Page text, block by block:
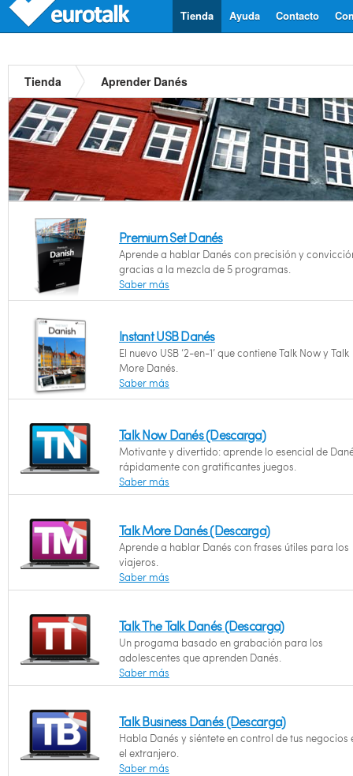
Contacto
Ayuda
Tienda
Tienda Aprender Danés
Premium Set Danés
Aprende a hablar Danés con precisión y
gracias a la mezcla de 5 programas.
Saber más
Instant USB Danés
El nuevo USB ‘2-en-1’ que contiene Talk Now y Talk
More Danés.
Saber más
Talk Now Danés (Descarga)
Motivante y divertido: aprende lo esencial de
rápidamente con gratificantes juegos.
Saber más
Talk More Danés (Descarga)
Aprende a hablar Danés con frases útiles para los
viajeros.
Saber más
Talk The Talk Danés (Descarga)
Un progama basado en grabación para los
adolescentes que aprenden Danés.
Saber más
Talk Business Danés (Descarga)
Habla Danés y siéntete en control de tus negocios
el extranjero.
Saber más